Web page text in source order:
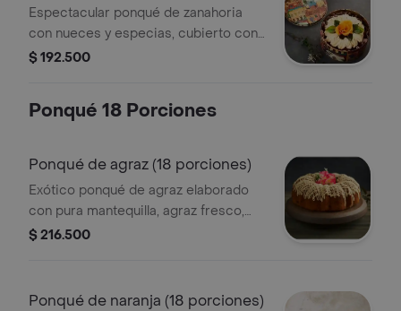
porciones
Espectacular ponqué de zanahoria
con nueces y especias, cubierto con
una deliciosa crema de queso.
$ 192.500
Ponqué 18 Porciones
Ponqué de agraz (18 porciones)
Exótico ponqué de agraz elaborado
con pura mantequilla, agraz fresco,
semilla de amapola y cubierto con una
(diámetro 25 cm, alto 11.4 cm)
$ 216.500
Ponqué de naranja (18 porciones)